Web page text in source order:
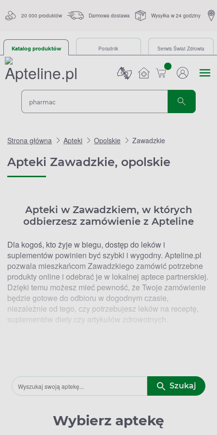
20 000 produktów Darmowa dostawa Wysyłka w 24 godziny
Katalog produktów Poradnik Serwis Świat Zdrowia
sztuk
Strona główna Apteki Opolskie Zawadzkie
Apteki Zawadzkie, opolskie
Apteki w Zawadzkiem, w których
odbierzesz zamówienie z Apteline
Dla kogoś, kto żyje w biegu, dostęp do leków i
suplementów powinien być szybki i wygodny. Apteline.pl
pozwala mieszkańcom Zawadzkiego zamówić potrzebne
produkty online i odebrać je w lokalnej aptece partnerskiej.
Dzięki temu możesz mieć pewność, że Twoje zamówienie
będzie gotowe do odbioru w dogodnym czasie,
niezależnie od tego, czy potrzebujesz leków na receptę,
suplementów diety czy artykułów zdrowotnych.
Dzięki Apteline.pl szybko sprawdzisz, które apteki w
centrum miasta oraz w dzielnicach mieszkalnych, co
pozwala wybrać najdogodniejszą lokalizację. Rezerwacja
Szukaj
Wybierz aptekę